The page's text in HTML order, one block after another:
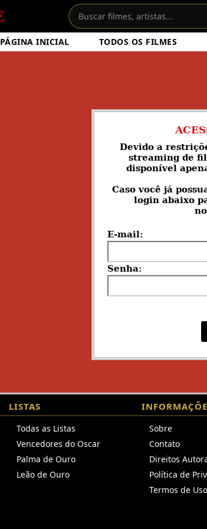
PÁGINA INICIAL TODOS OS FILMES
Devido a
streaming de
disponível
Caso você já
login abaixo
E-mail:
Senha:
LISTAS
Todas as Listas
Vencedores do Oscar
Palma de Ouro
Leão de Ouro
Sobre
Contato
Direitos
Política de
Termos de Uso